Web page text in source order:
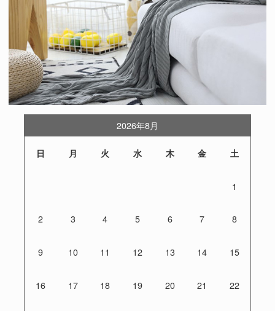
2026年8月
日 月 火 水 木 金 土
1
2 3 4 5 6 7 8
9 10 11 12 13 14 15
16 17 18 19 20 21 22